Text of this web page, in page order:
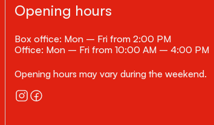
Opening hours
Box office: Mon – Fri from 2:00 PM
Office: Mon – Fri from 10:00 AM – 4:00 PM
Opening hours may vary during the weekend.